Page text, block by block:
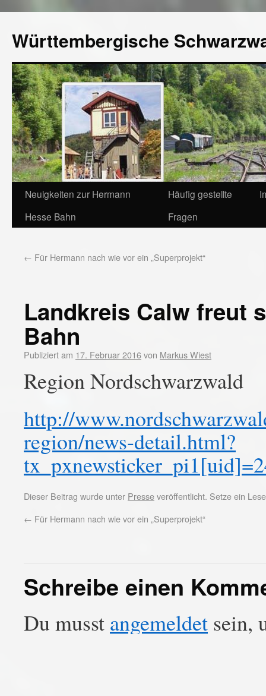
Württembergische
Neuigkeiten zur Hermann
Hesse Bahn
Häufig gestellte
Fragen
← Für Hermann nach wie vor ein „Superprojekt“
Landkreis Calw freut
Bahn
Publiziert am 17. Februar 2016von Markus Wiest
Region Nordschwarzwald
http://
region/news-detail.html?
Dieser Beitrag wurde unter Presseveröffentlicht. Setze ein
← Für Hermann nach wie vor ein „Superprojekt“
Schreibe einen
Du musst angemeldet sein,